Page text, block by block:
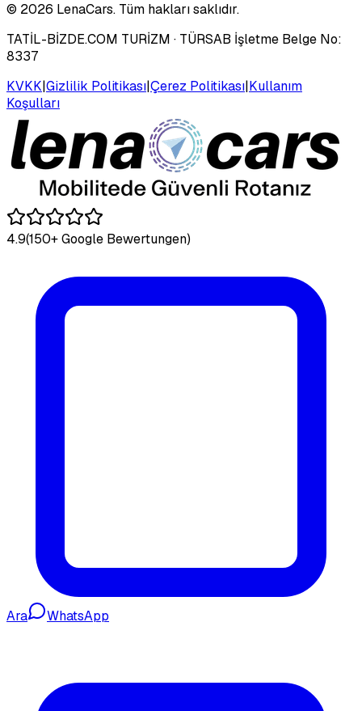
© 2026 LenaCars. Tüm hakları saklıdır.
TATİL-BİZDE.COM TURİZM · TÜRSAB İşletme Belge No:
8337
KVKK|Gizlilik Politikası|Çerez Politikası|Kullanım
Koşulları
4.9(150+ Google Bewertungen)
Ara WhatsApp